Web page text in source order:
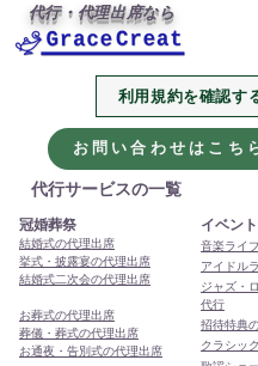
2026年、今年も代
理出席サービスを
くお願いします
代行・代理出席なら
利用規約を確認す
お問い合わせはこち
代行サービスの一覧
冠婚葬祭
結婚式の代理出席
挙式・披露宴の代理出席
結婚式二次会の代理出席
お葬式の代理出席
葬儀・葬式の代理出席
お通夜・告別式の代理出席
イベン
音楽ライ
アイドル
ジャズ・
代行
招待特典
クラシッ